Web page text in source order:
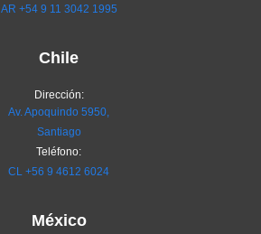
AR +54 9 11 3042 1995
Chile
Dirección:
Av. Apoquindo 5950,
Santiago
Teléfono:
CL +56 9 4612 6024
México